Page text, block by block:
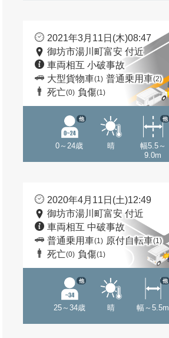
2021年3月11日(木)08:47
御坊市湯川町富安 付近
車両相互 小破事故
大型貨物車(1) 普通乗用車(2)
死亡(0) 負傷(1)
0～24歳
他
晴
幅5.5～
9.0m
他
2020年4月11日(土)12:49
御坊市湯川町富安 付近
車両相互 中破事故
普通乗用車(1) 原付自転車(1)
死亡(0) 負傷(1)
25～34歳
他
晴 幅～5.5m
他